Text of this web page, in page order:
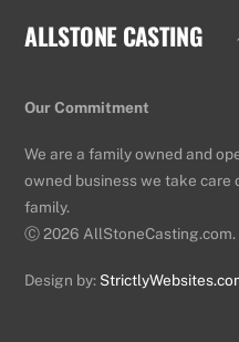
ALLSTONE CASTING
Our Commitment
We are a family owned and
owned business we take
family.
Ⓒ2026
Design by: